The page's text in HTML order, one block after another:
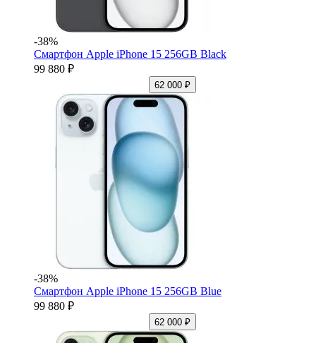
-38%
Смартфон Apple iPhone 15 256GB Black
99 880 ₽
62 000 ₽
-38%
Смартфон Apple iPhone 15 256GB Blue
99 880 ₽
62 000 ₽